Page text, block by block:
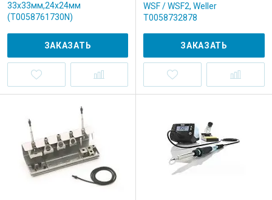
33x33мм,24x24мм
(T0058761730N)
ЗАКАЗАТЬ
WSF / WSF2, Weller
T0058732878
ЗАКАЗАТЬ